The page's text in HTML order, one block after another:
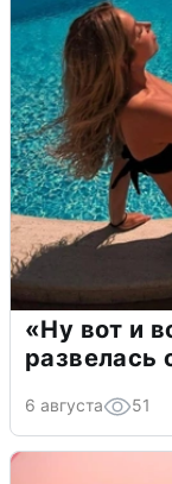
«Ну вот и
6 августа 51